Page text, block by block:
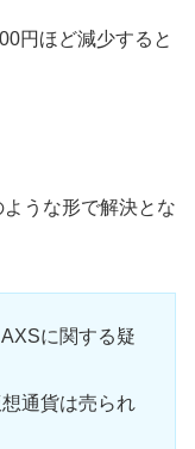
円ほど減少すると
うな形で解決とな
に関する疑
通貨は売られ